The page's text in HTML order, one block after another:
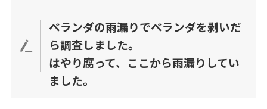
ベランダの雨漏りでベランダを剥いだ
ら調査しました。
はやり腐って、ここから雨漏りしてい
ました。